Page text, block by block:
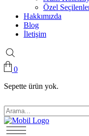
Özel
Hakkımızda
Blog
İletişim
0
Sepette ürün yok.